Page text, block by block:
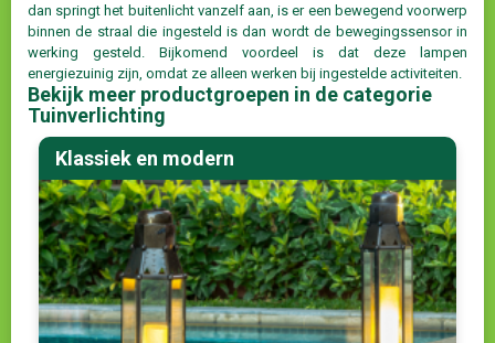
dan springt het buitenlicht vanzelf aan, is er een bewegend voorwerp
binnen de straal die ingesteld is dan wordt de bewegingssensor in
werking gesteld. Bijkomend voordeel is dat deze lampen
energiezuinig zijn, omdat ze alleen werken bij ingestelde activiteiten.
Bekijk meer productgroepen in de categorie
Tuinverlichting
Klassiek en modern